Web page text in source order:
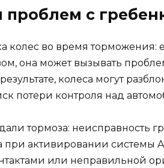
проблем с
колес во время
она может вызывать
колеса могут
потери контроля над
тормоза: неисправность
при активировании системы
или неправильной